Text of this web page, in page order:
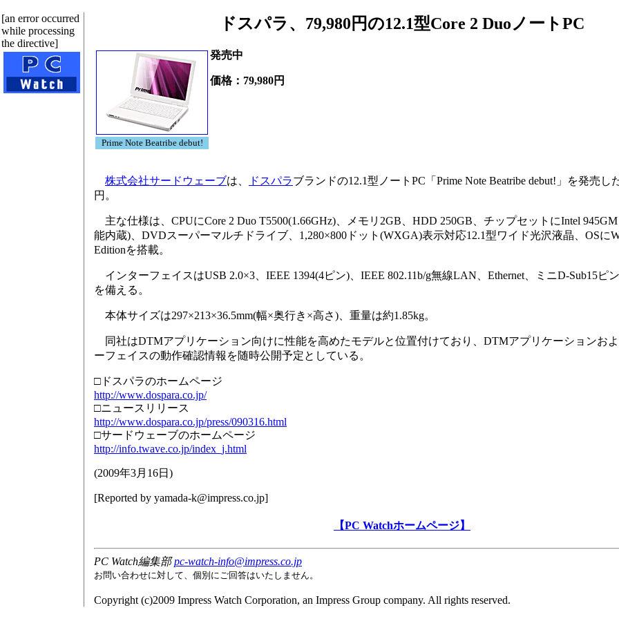
[an error occurred
while processing
the directive]
ドスパラ、79,980円の12.1型Core 2 DuoノートPC
Prime Note Beatribe debut!
発売中
価格：79,980円
株式会社サードウェーブは、 ドスパラブランドの12.1型ノートPC「Prime Note Beatribe debut!」を発売し
円。
主な仕様は、CPUにCore 2 Duo T5500(1.66GHz)、メモリ2GB、HDD 250GB、チップセットにIntel 945GM
能内蔵)、DVDスーパーマルチドライブ、1,280×800ドット(WXGA)表示対応12.1型ワイド光沢液晶、OSに
Editionを搭載。
インターフェイスはUSB 2.0×3、IEEE 1394(4ピン)、IEEE 802.11b/g無線LAN、Ethernet、ミニD-Sub15ピ
を備える。
本体サイズは297×213×36.5mm(幅×奥行き×高さ)、重量は約1.85kg。
同社はDTMアプリケーション向けに性能を高めたモデルと位置付けており、DTMアプリケーションお
ーフェイスの動作確認情報を随時公開予定としている。
□ドスパラのホームページ
http://www.dospara.co.jp/
□ニュースリリース
http://www.dospara.co.jp/press/090316.html
□サードウェーブのホームページ
http://info.twave.co.jp/index_j.html
(2009年3月16日 )
[Reported by yamada-k@impress.co.jp]
【PC Watchホームページ】
PC Watch編集部pc-watch-info@impress.co.jp
お問い合わせに対して、個別にご回答はいたしません。
Copyright (c)2009 Impress Watch Corporation, an Impress Group company. All rights reserved.